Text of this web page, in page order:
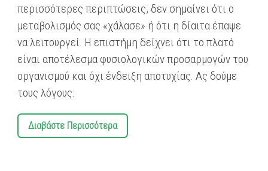
περισσότερες περιπτώσεις, δεν σημαίνει ότι ο
μεταβολισμός σας «χάλασε» ή ότι η δίαιτα έπαψε
να λειτουργεί. Η επιστήμη δείχνει ότι το πλατό
είναι αποτέλεσμα φυσιολογικών προσαρμογών του
οργανισμού και όχι ένδειξη αποτυχίας. Ας δούμε
τους λόγους:
Διαβάστε Περισσότερα